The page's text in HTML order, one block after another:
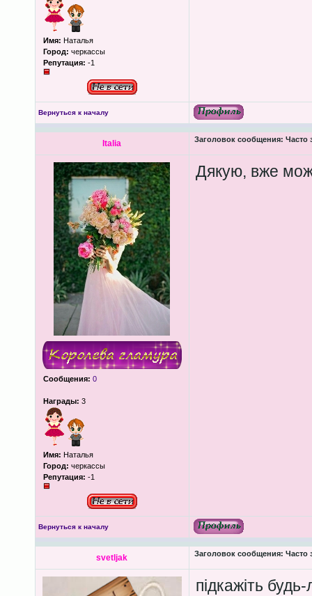
Имя: Наталья
Город: черкассы
Репутация: -1
Вернуться к началу
Italia Заголовок сообщения: Часто
Сообщения: 0
Награды: 3
Имя: Наталья
Город: черкассы
Репутация: -1
Дякую, вже
Вернуться к началу
svetljak Заголовок сообщения: Часто
підкажіть